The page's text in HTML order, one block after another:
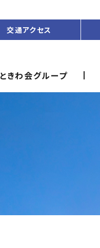
交通アクセス
ときわ会グループ